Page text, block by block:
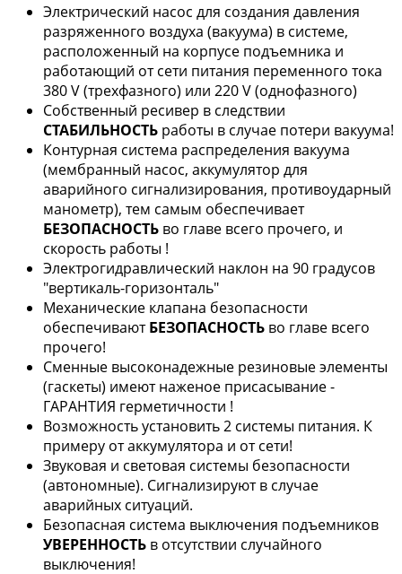
Электрический насос для создания давления
разряженного воздуха (вакуума) в системе,
расположенный на корпусе подъемника и
работающий от сети питания переменного тока
380 V (трехфазного) или 220 V (однофазного)
Собственный ресивер в следствии
СТАБИЛЬНОСТЬ работы в случае потери вакуума!
Контурная система распределения вакуума
(мембранный насос, аккумулятор для
аварийного сигнализирования, противоударный
манометр), тем самым обеспечивает
БЕЗОПАСНОСТЬ во главе всего прочего, и
скорость работы !
Электрогидравлический наклон на 90 градусов
"вертикаль-горизонталь"
Механические клапана безопасности
обеспечиваютБЕЗОПАСНОСТЬ во главе всего
прочего!
Сменные высоконадежные резиновые элементы
(гаскеты) имеют наженое присасывание -
ГАРАНТИЯ герметичности !
Возможность установить 2 системы питания. К
примеру от аккумулятора и от сети!
Звуковая и световая системы безопасности
(автономные). Сигнализируют в случае
аварийных ситуаций.
Безопасная система выключения подъемников
УВЕРЕННОСТЬ в отсутствии случайного
выключения!